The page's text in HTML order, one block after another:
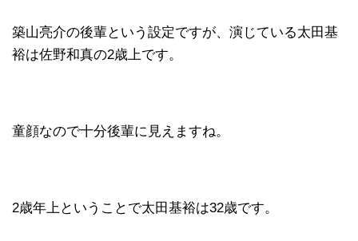
築山亮介の後輩という設定ですが、演じている太田基
裕は佐野和真の2歳上です。
童顔なので十分後輩に見えますね。
2歳年上ということで太田基裕は32歳です。